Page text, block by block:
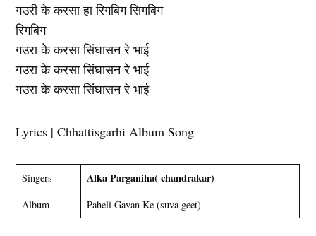
गउरी के करसा हा रिगबिग सिगबिग
रिगबिग
गउरा के करसा सिंघासन रे भाई
गउरा के करसा सिंघासन रे भाई
गउरा के करसा सिंघासन रे भाई
Lyrics | Chhattisgarhi Album Song
Singers Alka Parganiha( chandrakar)
Album Paheli Gavan Ke (suva geet)